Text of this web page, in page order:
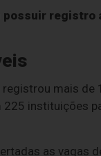
possuir
mais de
instituições
as vagas